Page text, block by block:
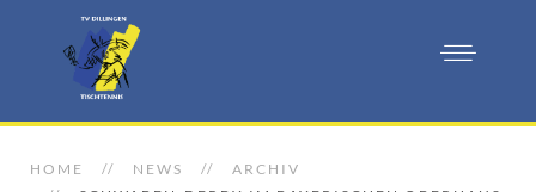
HOME NEWS
ARCHIV